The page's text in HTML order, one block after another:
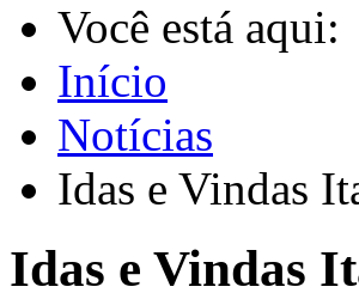
Você está aqui:
Início
Notícias
Idas e Vindas
Idas e Vindas